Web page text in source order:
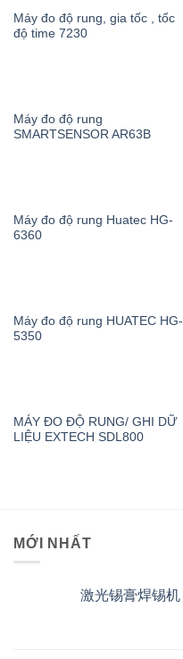
Máy đo độ rung, gia tốc , tốc
độ time 7230
Máy đo độ rung
SMARTSENSOR AR63B
Máy đo độ rung Huatec HG-
6360
Máy đo độ rung HUATEC HG-
5350
MÁY ĐO ĐỘ RUNG/ GHI DỮ
LIỆU EXTECH SDL800
MỚI NHẤT
激光锡膏焊锡机